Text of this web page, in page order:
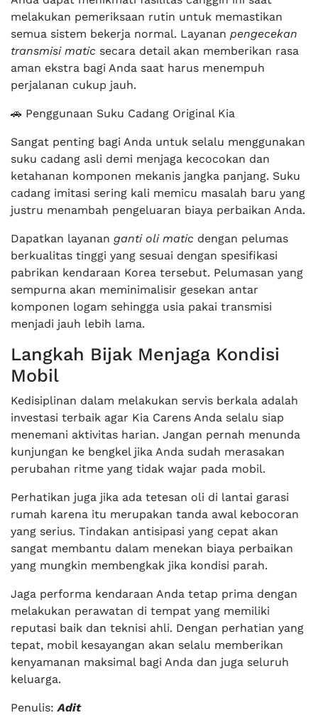
melakukan pemeriksaan rutin untuk memastikan
semua sistem bekerja normal. Layanan pengecekan
transmisi matic secara detail akan memberikan rasa
aman ekstra bagi Anda saat harus menempuh
perjalanan cukup jauh.
🚗 Penggunaan Suku Cadang Original Kia
Sangat penting bagi Anda untuk selalu menggunakan
suku cadang asli demi menjaga kecocokan dan
ketahanan komponen mekanis jangka panjang. Suku
cadang imitasi sering kali memicu masalah baru yang
justru menambah pengeluaran biaya perbaikan Anda.
Dapatkan layanan ganti oli matic dengan pelumas
berkualitas tinggi yang sesuai dengan spesifikasi
pabrikan kendaraan Korea tersebut. Pelumasan yang
sempurna akan meminimalisir gesekan antar
komponen logam sehingga usia pakai transmisi
menjadi jauh lebih lama.
Langkah Bijak Menjaga Kondisi
Mobil
Kedisiplinan dalam melakukan servis berkala adalah
investasi terbaik agar Kia Carens Anda selalu siap
menemani aktivitas harian. Jangan pernah menunda
kunjungan ke bengkel jika Anda sudah merasakan
perubahan ritme yang tidak wajar pada mobil.
Perhatikan juga jika ada tetesan oli di lantai garasi
rumah karena itu merupakan tanda awal kebocoran
yang serius. Tindakan antisipasi yang cepat akan
sangat membantu dalam menekan biaya perbaikan
yang mungkin membengkak jika kondisi parah.
Jaga performa kendaraan Anda tetap prima dengan
melakukan perawatan di tempat yang memiliki
reputasi baik dan teknisi ahli. Dengan perhatian yang
tepat, mobil kesayangan akan selalu memberikan
kenyamanan maksimal bagi Anda dan juga seluruh
keluarga.
Penulis:Adit